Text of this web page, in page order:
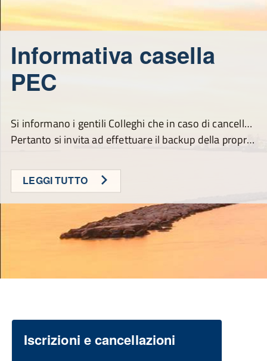
Informativa casella
PEC
Si informano i gentili Colleghi che in caso di cancellazione a richiesta o per trasferimento ad altro ordine la P.E.C. attivata dall'Ordine dei Medici di Taranto con dominio @ta.omceo.it, sarà cancellata dal mese successivo alla cancellazione.
Pertanto si invita ad effettuare il backup della propria corrispondenza, che non sarà più accessibile dalla scadenza suddetta.
LEGGI TUTTO
Iscrizioni e cancellazioni